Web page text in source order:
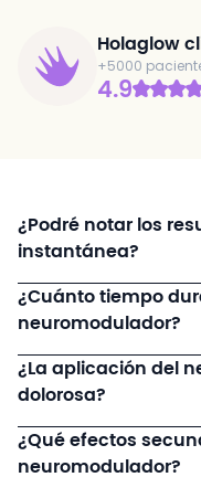
Holaglow
+5000
4.9
¿Podré notar los
instantánea?
¿Cuánto tiempo
neuromodulador?
¿La aplicación del
dolorosa?
¿Qué efectos
neuromodulador?